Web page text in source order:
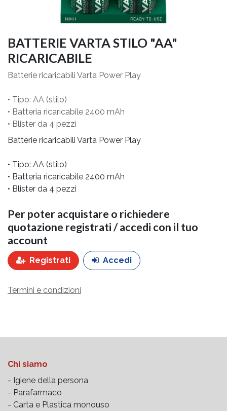
BATTERIE VARTA STILO "AA"
RICARICABILE
Batterie ricaricabili Varta Power Play
• Tipo: AA (stilo)
• Batteria ricaricabile 2400 mAh
• Blister da 4 pezzi
Batterie ricaricabili Varta Power Play
• Tipo: AA (stilo)
• Batteria ricaricabile 2400 mAh
• Blister da 4 pezzi
Per poter acquistare o richiedere
quotazione registrati / accedi con il tuo
account
Registrati Accedi
Termini e condizioni
Chi siamo
- Igiene della persona
- Parafarmaco
- Carta e Plastica monouso